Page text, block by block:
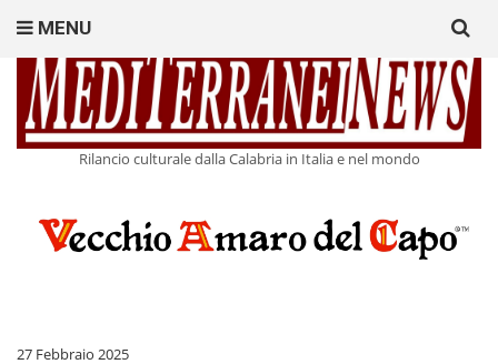
Rilancio culturale dalla Calabria in Italia e nel mondo
MENU
for:
27 Febbraio 2025